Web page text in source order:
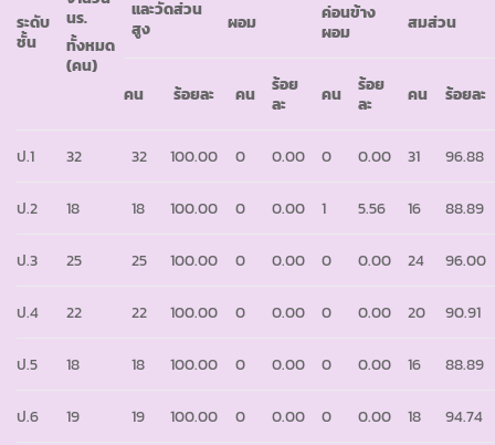
ระดับ
ชั้น
นร.
ทั้งหมด
(คน)
และวัดส่วน
สูง
ผอม
ค่อนข้าง
ผอม
สมส่วน
คน ร้อยละ คน
ร้อย
ละ
คน
ร้อย
ละ
คน ร้อยละ
ป.1 32 32 100.00 0 0.00 0 0.00 31 96.88
ป.2 18 18 100.00 0 0.00 1 5.56 16 88.89
ป.3 25 25 100.00 0 0.00 0 0.00 24 96.00
ป.4 22 22 100.00 0 0.00 0 0.00 20 90.91
ป.5 18 18 100.00 0 0.00 0 0.00 16 88.89
ป.6 19 19 100.00 0 0.00 0 0.00 18 94.74